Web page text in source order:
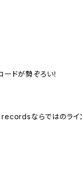
ドが勢ぞろい！
ならではのライ